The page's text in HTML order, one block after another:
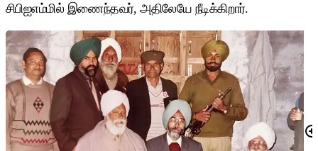
சிபிஐஎம்மில் இணைந்தவர், அதிலேயே நீடிக்கிறார்.